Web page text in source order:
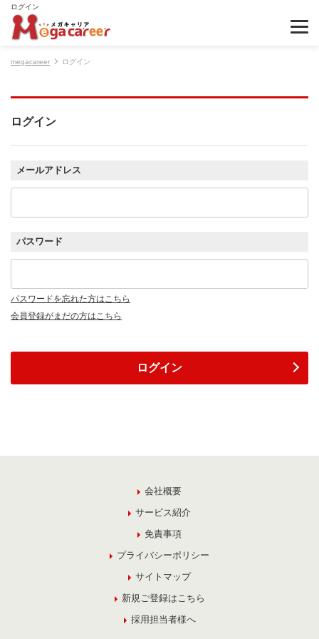
ログイン
megacareer ログイン
ログイン
メールアドレス
パスワード
パスワードを忘れた方はこちら
会員登録がまだの方はこちら
ログイン
会社概要
サービス紹介
免責事項
プライバシーポリシー
サイトマップ
新規ご登録はこちら
採用担当者様へ